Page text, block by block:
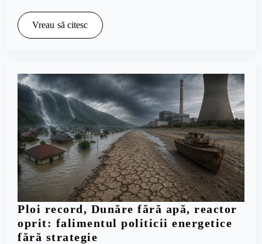
Vreau să citesc
Ploi record, Dunăre fără apă, reactor
oprit: falimentul politicii energetice
fără strategie